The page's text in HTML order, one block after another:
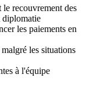
recouvrement des
diplomatie
les paiements en
les situations
à l'équipe